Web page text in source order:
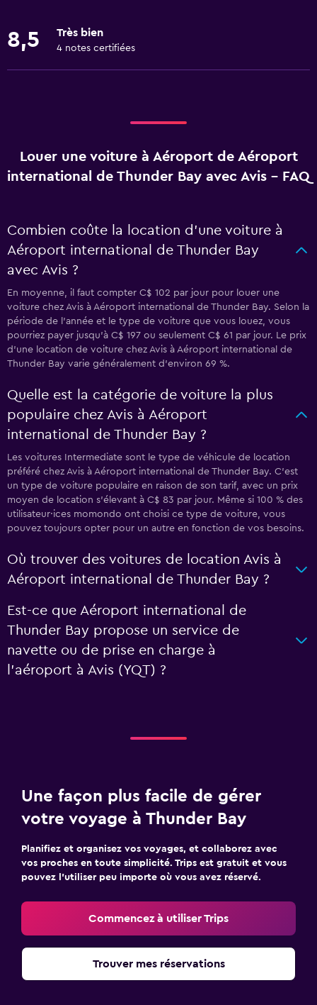
8,5 Très bien
4 notes certifiées
Louer une voiture à Aéroport de Aéroport
international de Thunder Bay avec Avis - FAQ
Combien coûte la location d’une voiture à
Aéroport international de Thunder Bay
avec Avis ?
En moyenne, il faut compter C$ 102 par jour pour louer une
voiture chez Avis à Aéroport international de Thunder Bay. Selon la
période de l'année et le type de voiture que vous louez, vous
pourriez payer jusqu'à C$ 197 ou seulement C$ 61 par jour. Le prix
d'une location de voiture chez Avis à Aéroport international de
Thunder Bay varie généralement d'environ 69 %.
Quelle est la catégorie de voiture la plus
populaire chez Avis à Aéroport
international de Thunder Bay ?
Les voitures Intermediate sont le type de véhicule de location
préféré chez Avis à Aéroport international de Thunder Bay. C'est
un type de voiture populaire en raison de son tarif, avec un prix
moyen de location s'élevant à C$ 83 par jour. Même si 100 % des
utilisateur·ices momondo ont choisi ce type de voiture, vous
pouvez toujours opter pour un autre en fonction de vos besoins.
Où trouver des voitures de location Avis à
Aéroport international de Thunder Bay ?
Est-ce que Aéroport international de
Thunder Bay propose un service de
navette ou de prise en charge à
l’aéroport à Avis (YQT) ?
Une façon plus facile de gérer
votre voyage à Thunder Bay
Planifiez et organisez vos voyages, et collaborez avec
vos proches en toute simplicité. Trips est gratuit et vous
pouvez l’utiliser peu importe où vous avez réservé.
Commencez à utiliser Trips
Trouver mes réservations